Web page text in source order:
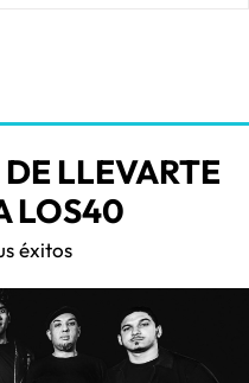
LLEVARTE
LOS40
éxitos